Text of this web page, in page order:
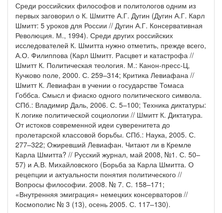
Среди российских философов и политологов одним из
первых заговорил о К. Шмитте А.Г. Дугин (Дугин А.Г. Карл
Шмитт: 5 уроков для России // Дугин А.Г. Консервативная
Революция. М., 1994). Среди других российских
исследователей К. Шмитта нужно отметить, прежде всего,
А.О. Филиппова (Карл Шмитт. Расцвет и катастрофа //
Шмитт К. Политическая теология. М.: Канон-пресс-Ц,
Кучково поле, 2000. С. 259–314; Критика Левиафана //
Шмитт К. Левиафан в учении о государстве Томаса
Гоббса. Смысл и фиаско одного политического символа.
СПб.: Владимир Даль, 2006. С. 5–100; Техника диктатуры:
К логике политической социологии // Шмитт К. Диктатура.
От истоков современной идеи суверенитета до
пролетарской классовой борьбы. СПб.: Наука, 2005. С.
277–322; Ожиревший Левиафан. Читают ли в Кремле
Карла Шмитта? // Русский журнал, май 2008, №1. С. 50–
57) и А.В. Михайловского (Борьба за Карла Шмитта. О
рецепции и актуальности понятия политического //
Вопросы философии. 2008. № 7. С. 158–171;
«Внутренняя эмиграция» немецких консерваторов //
Космополис № 3 (13), осень 2005. С. 117–130).